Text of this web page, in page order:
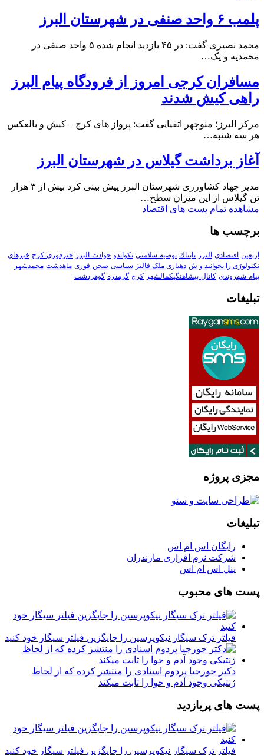
پلمب ۶ واحد صنفی در شهرستان البرز
محمد نصیری گفت: در ۴۵ بازدید انجام شده ۵ واحد صنفی در
محمدیه و یک…
مسافران کرجی امروز از فرودگاه پیام البرز
راهی کیش شدند
مرکز البرز؛ منوچهر اتقیایی گفت: پرواز های کرج – کیش و بالعکس
هر سه شنبه…
آغاز برداشت گیلاس در شهرستان البرز
مدیر جهاد کشاورزی شهرستان البرز پیش بینی کرد بیش از ۳ هزار
تن گیلاس از این میزان سطح…
مشاهده تمام پست های اقتصاد
برچسب ها
اربعین اقتصادی البرز تابناك توصیه-سلامتی تکواندو حوادث-البرز خبرفوری-کرج خبرهای
تکنولوڑی را بخوانید و ش دهیاری ملک فالیز سیاسی صحن فوری ماهدشت محمدشهر
پیام-شهروندی کانال-پیشاهنگیکمالشهر کرج گرمدره گوهردشت
تبلیغات
مجزی پروژه
تبلیغات
رایگان اس ام اس
شرکت نرم افزاری مازندران
پنل اس ام اس
پست های محبوب
فیلتر ترک سیگار نیکوپرسین را جایگزین فیلتر سیگار خود کنید
دکتر جورجیا پردوم اسنادی را منتشر کرده که از لحاظ
ژنتیکی وجود آدم و حوا را ثابت میکند
پست های پربازدید
فیلتر ترک سیگار نیکوپرسین را جایگزین فیلتر سیگار خود کنید